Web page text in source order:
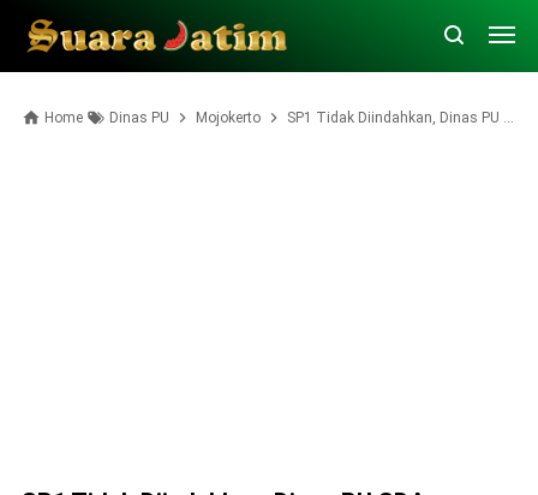
Home Dinas PU Mojokerto SP1 Tidak Diindahkan, Dinas PU SDA Provinsi Jatim Sampaikan SP2 Bangunan Liar di Bantaran Sungai Wringinrejo dan Modongan